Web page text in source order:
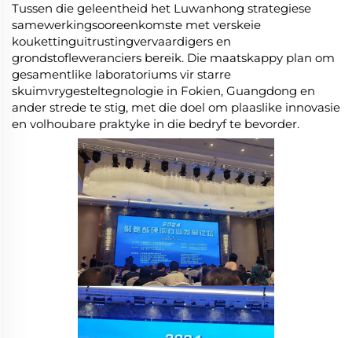
Tussen die geleentheid het Luwanhong strategiese
samewerkingsooreenkomste met verskeie
koukettinguitrustingvervaardigers en
grondstofleweranciers bereik. Die maatskappy plan om
gesamentlike laboratoriums vir starre
skuimvrygesteltegnologie in Fokien, Guangdong en
ander strede te stig, met die doel om plaaslike innovasie
en volhoubare praktyke in die bedryf te bevorder.